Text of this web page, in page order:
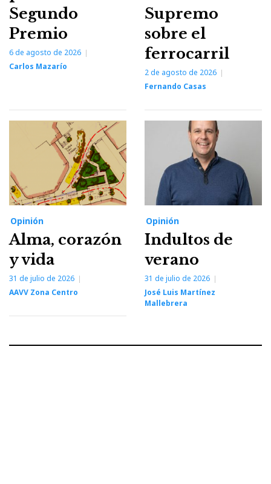
Segundo
Premio
6 de agosto de 2026
Carlos Mazarío
Supremo
sobre el
ferrocarril
2 de agosto de 2026
Fernando Casas
Opinión
Alma, corazón
y vida
31 de julio de 2026
AAVV Zona Centro
Opinión
Indultos de
verano
31 de julio de 2026
José Luis Martínez
Mallebrera